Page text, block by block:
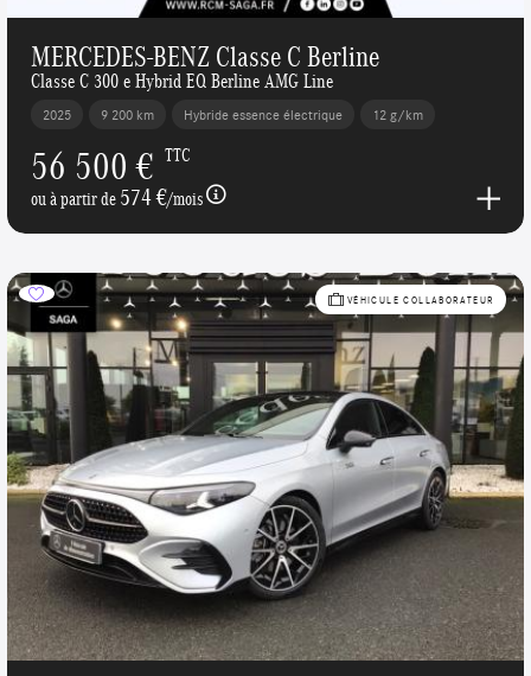
MERCEDES-BENZ Classe C Berline
Classe C 300 e Hybrid EQ Berline AMG Line
2025 9 200 km Hybride essence électrique 12 g/km
56 500 € TTC
ou à partir de574 €/mois
VÉHICULE COLLABORATEUR